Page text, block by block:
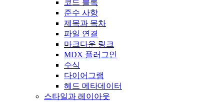
코드 블록
준수 사항
제목과 목차
파일 연결
마크다운 링크
MDX 플러그인
수식
다이어그램
헤드 메타데이터
스타일과 레이아웃